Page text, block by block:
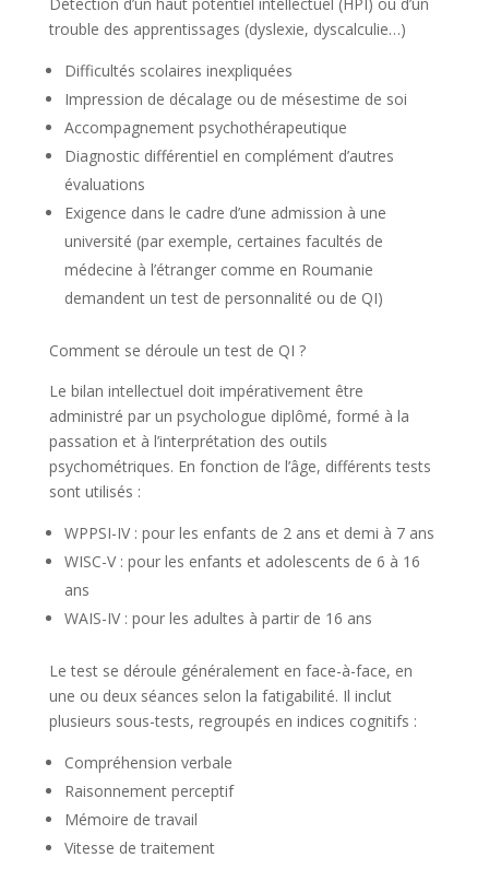
trouble des apprentissages (dyslexie, dyscalculie…)
Difficultés scolaires inexpliquées
Impression de décalage ou de mésestime de soi
Accompagnement psychothérapeutique
Diagnostic différentiel en complément d’autres
évaluations
Exigence dans le cadre d’une admission à une
université (par exemple, certaines facultés de
médecine à l’étranger comme en Roumanie
demandent un test de personnalité ou de QI)
Comment se déroule un test de QI ?
Le bilan intellectuel doit impérativement être
administré par un psychologue diplômé, formé à la
passation et à l’interprétation des outils
psychométriques. En fonction de l’âge, différents tests
sont utilisés :
WPPSI-IV : pour les enfants de 2 ans et demi à 7 ans
WISC-V : pour les enfants et adolescents de 6 à 16
ans
WAIS-IV : pour les adultes à partir de 16 ans
Le test se déroule généralement en face-à-face, en
une ou deux séances selon la fatigabilité. Il inclut
plusieurs sous-tests, regroupés en indices cognitifs :
Compréhension verbale
Raisonnement perceptif
Mémoire de travail
Vitesse de traitement